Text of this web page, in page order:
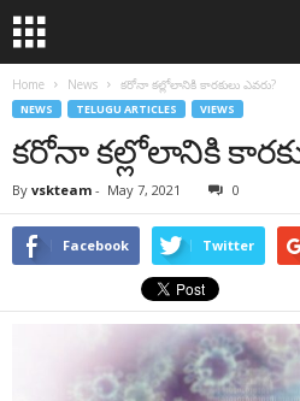
Home News కరోనా కల్లోలానికి కారకులు ఎవరు?
NEWS TELUGU ARTICLES VIEWS
కరోనా కల్లోలానికి
By vskteam - May 7, 2021 0
Facebook Twitter